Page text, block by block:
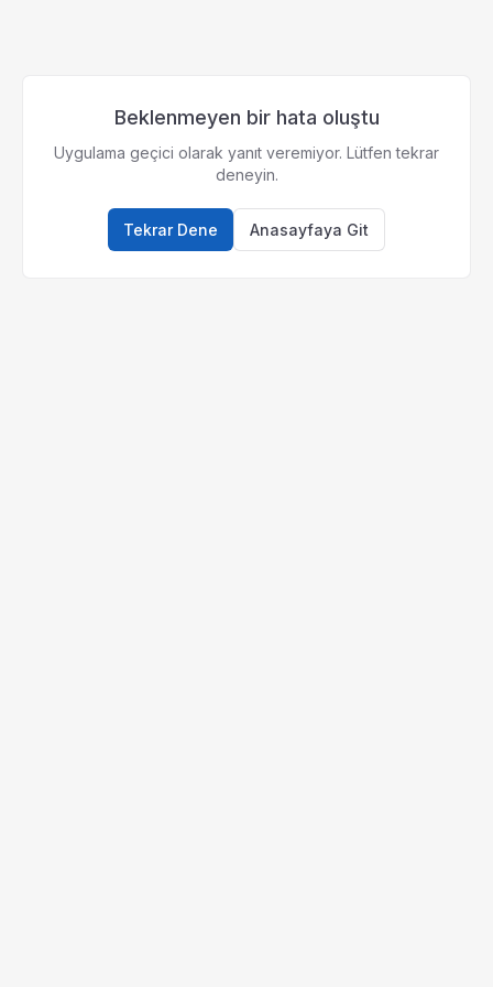
Beklenmeyen bir hata oluştu
Uygulama geçici olarak yanıt veremiyor. Lütfen tekrar
deneyin.
Tekrar Dene Anasayfaya Git